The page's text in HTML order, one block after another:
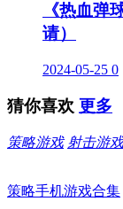
《热血弹
请）
2024-05-25 0
猜你喜欢 更多
策略游戏 射击游戏
策略手机游戏合集